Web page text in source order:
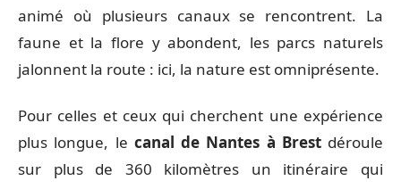
animé où plusieurs canaux se rencontrent. La
faune et la flore y abondent, les parcs naturels
jalonnent la route : ici, la nature est omniprésente.
Pour celles et ceux qui cherchent une expérience
plus longue, le canal de Nantes à Brestdéroule
sur plus de 360 kilomètres un itinéraire qui